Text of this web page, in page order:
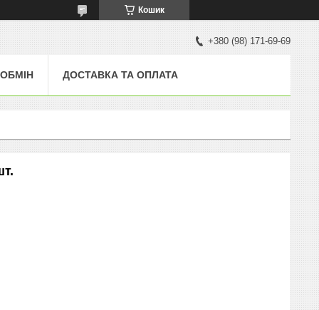
Кошик
+380 (98) 171-69-69
ДОСТАВКА ТА ОПЛАТА